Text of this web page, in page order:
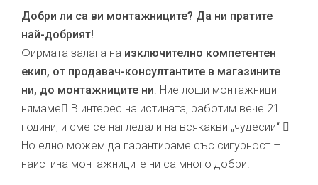
Добри ли са ви монтажниците? Да ни пратите
най-добрият!
Фирмата залага на изключително компетентен
екип, от продавач-консултантите в магазините
ни, до монтажниците ни. Ние лоши монтажници
нямаме В интерес на истината, работим вече 21
години, и сме се нагледали на всякакви „чудесии“ 
Но едно можем да гарантираме със сигурност –
наистина монтажниците ни са много добри!